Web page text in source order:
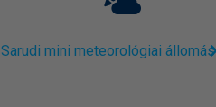
Sarudi mini meteorológiai állomás